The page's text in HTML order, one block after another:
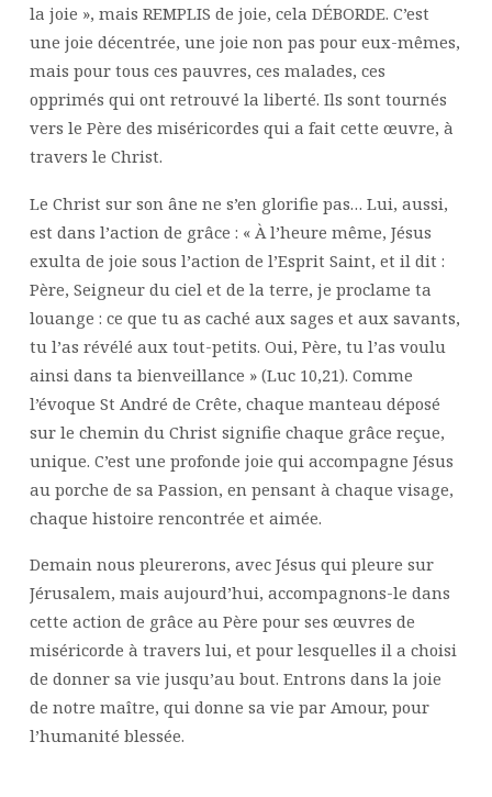
la joie », mais REMPLIS de joie, cela DÉBORDE. C’est
une joie décentrée, une joie non pas pour eux-mêmes,
mais pour tous ces pauvres, ces malades, ces
opprimés qui ont retrouvé la liberté. Ils sont tournés
vers le Père des miséricordes qui a fait cette œuvre, à
travers le Christ.
Le Christ sur son âne ne s’en glorifie pas… Lui, aussi,
est dans l’action de grâce : « À l’heure même, Jésus
exulta de joie sous l’action de l’Esprit Saint, et il dit :
Père, Seigneur du ciel et de la terre, je proclame ta
louange : ce que tu as caché aux sages et aux savants,
tu l’as révélé aux tout-petits. Oui, Père, tu l’as voulu
ainsi dans ta bienveillance » (Luc 10,21). Comme
l’évoque St André de Crête, chaque manteau déposé
sur le chemin du Christ signifie chaque grâce reçue,
unique. C’est une profonde joie qui accompagne Jésus
au porche de sa Passion, en pensant à chaque visage,
chaque histoire rencontrée et aimée.
Demain nous pleurerons, avec Jésus qui pleure sur
Jérusalem, mais aujourd’hui, accompagnons-le dans
cette action de grâce au Père pour ses œuvres de
miséricorde à travers lui, et pour lesquelles il a choisi
de donner sa vie jusqu’au bout. Entrons dans la joie
de notre maître, qui donne sa vie par Amour, pour
l’humanité blessée.